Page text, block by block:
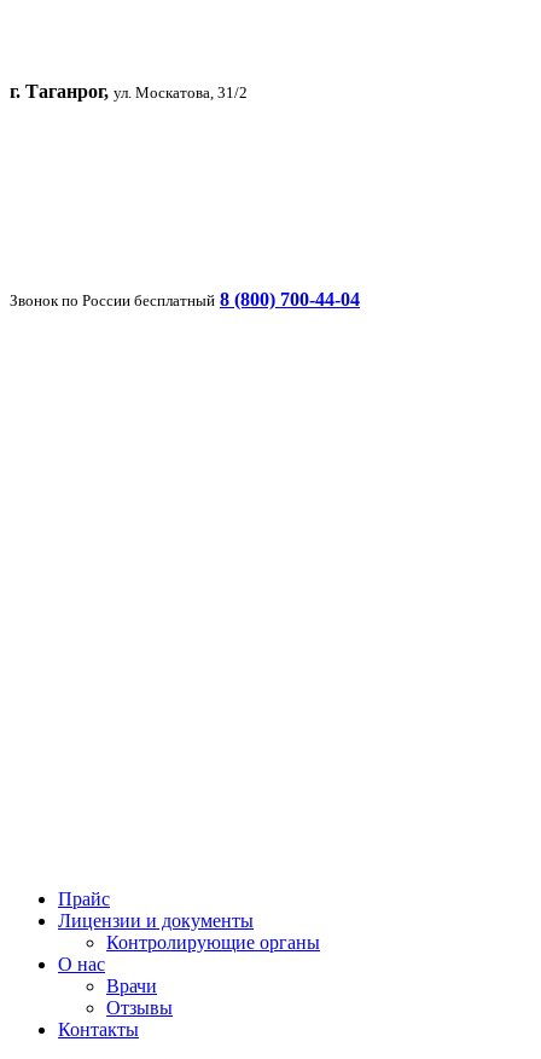
г. Таганрог, ул. Москатова, 31/2
Звонок по России бесплатный 8 (800) 700-44-04
Прайс
Лицензии и документы
Контролирующие органы
О нас
Врачи
Отзывы
Контакты